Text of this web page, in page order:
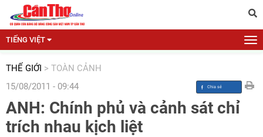
TIẾNG VIỆT
THẾ GIỚI > TOÀN CẢNH
15/08/2011 - 09:44
ANH: Chính phủ và cảnh sát chỉ
trích nhau kịch liệt